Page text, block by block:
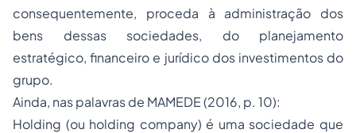
consequentemente, proceda à administração dos
bens dessas sociedades, do planejamento
estratégico, financeiro e jurídico dos investimentos do
grupo.
Ainda, nas palavras de MAMEDE (2016, p. 10):
Holding (ou holding company) é uma sociedade que